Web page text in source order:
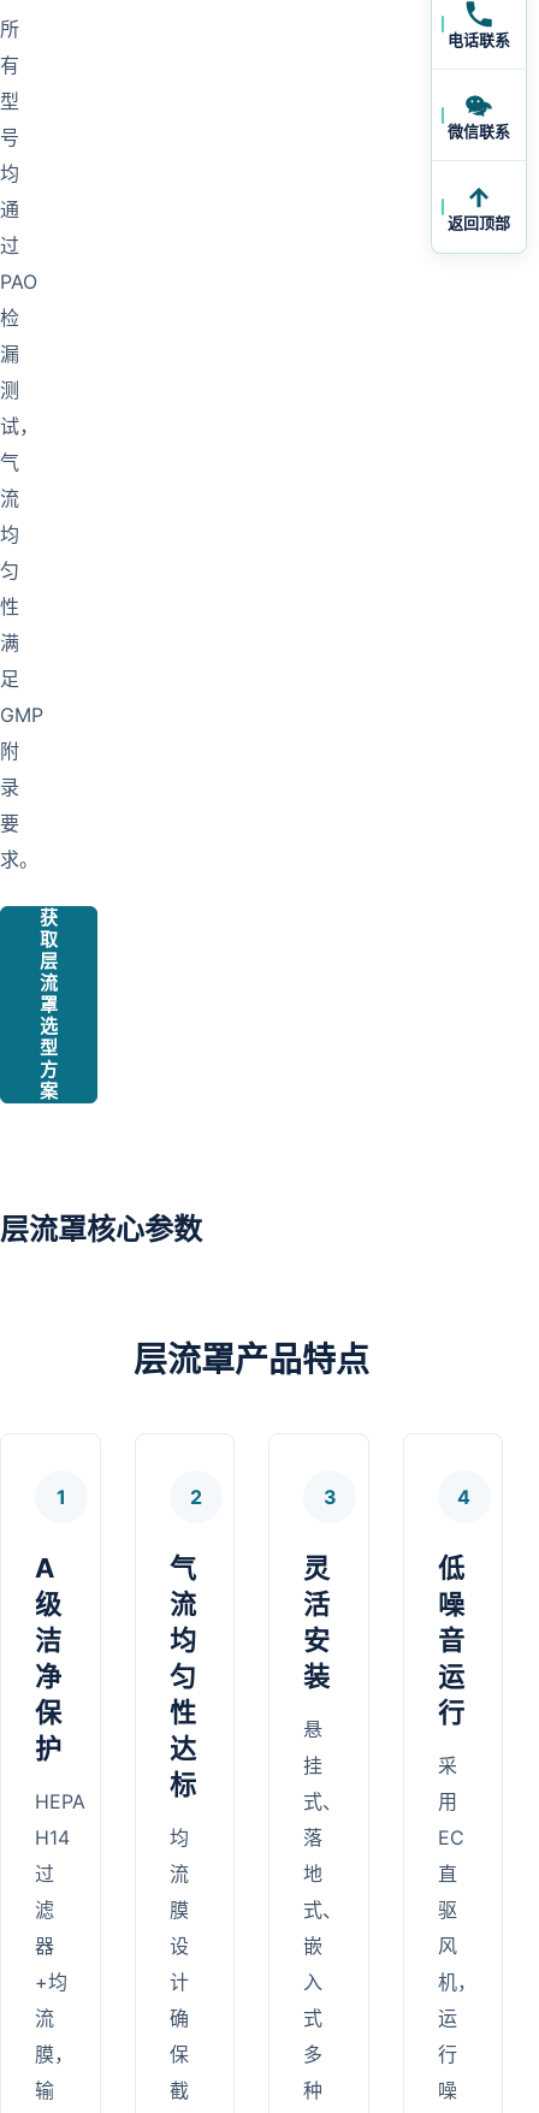
所
有
型
号
均
通
过
PAO
检
漏
测
试，
气
流
均
匀
性
满
足
GMP
附
录
要
求。
获
取
层
流
罩
选
型
方
案
层流罩核心参数
层流罩产品特点
1
A
级
洁
净
保
护
HEPA
H14
过
滤
器
+均
流
膜，
输
2
气
流
均
匀
性
达
标
均
流
膜
设
计
确
保
截
3
灵
活
安
装
悬
挂
式、
落
地
式、
嵌
入
式
多
种
4
低
噪
音
运
行
采
用
EC
直
驱
风
机，
运
行
噪
电话联系
微信联系
返回顶部